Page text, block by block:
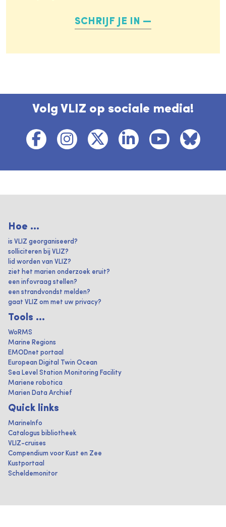
SCHRIJF JE IN
Volg VLIZ op sociale media!
Hoe ...
is VLIZ georganiseerd?
solliciteren bij VLIZ?
lid worden van VLIZ?
ziet het marien onderzoek eruit?
een infovraag stellen?
een strandvondst melden?
gaat VLIZ om met uw privacy?
Tools ...
WoRMS
Marine Regions
EMODnet portaal
European Digital Twin Ocean
Sea Level Station Monitoring Facility
Mariene robotica
Marien Data Archief
Quick links
MarineInfo
Catalogus bibliotheek
VLIZ-cruises
Compendium voor Kust en Zee
Kustportaal
Scheldemonitor